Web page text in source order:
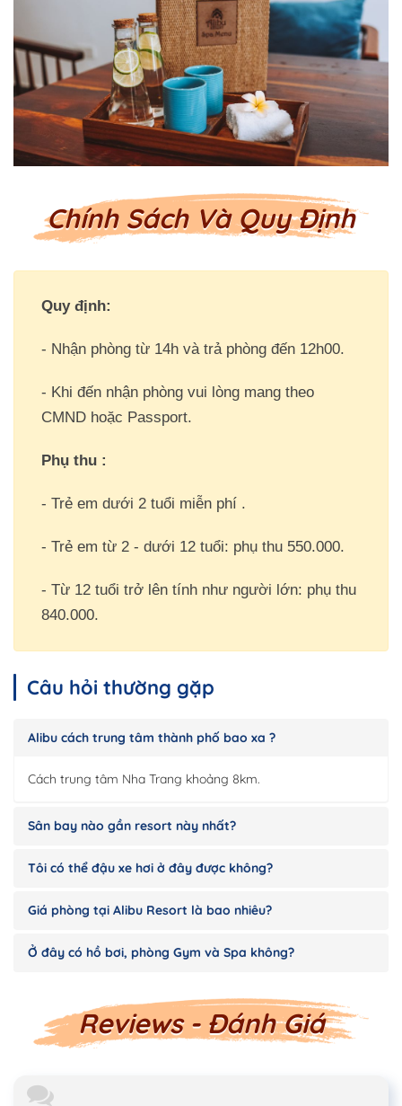
Chính Sách Và Quy Định
Quy định:
- Nhận phòng từ 14h và trả phòng đến 12h00.
- Khi đến nhận phòng vui lòng mang theo
CMND hoặc Passport.
Phụ thu :
- Trẻ em dưới 2 tuổi miễn phí .
- Trẻ em từ 2 - dưới 12 tuổi: phụ thu 550.000.
- Từ 12 tuổi trở lên tính như người lớn: phụ thu
840.000.
Câu hỏi thường gặp
Alibu cách trung tâm thành phố bao xa ?
Cách trung tâm Nha Trang khoảng 8km.
Sân bay nào gần resort này nhất?
Tôi có thể đậu xe hơi ở đây được không?
Giá phòng tại Alibu Resort là bao nhiêu?
Ở đây có hồ bơi, phòng Gym và Spa không?
Reviews - Đánh Giá